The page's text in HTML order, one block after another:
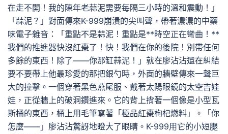
在走不開！我的陳年老蒜泥需要每隔三小時的溫和震動！」
「蒜泥？」對面傳來K-999崩潰的尖叫聲，帶著濃濃的中藥
味電子雜音：「重點不是蒜泥！重點是**時空正在彎曲！**
我們的推進器快沒紅棗了！快！我們在你的後院！別帶任何
多餘的東西！除了——你那缸蒜泥！」就在廖沾沾還在糾結
要不要帶上他最珍愛的那把銀勺時，外面的牆壁傳來一聲巨
大的撞擊。一個穿著黑色燕尾服、戴著太陽眼鏡的太空吉娃
娃，正從牆上的破洞鑽進來。它的背上揹著一個像是小型瓦
斯桶的東西，桶上用毛筆寫著「極品紅棗枸杞燃料」。「你
怎麼——」廖沾沾驚訝地瞪大了眼睛。K-999用它的小短腿